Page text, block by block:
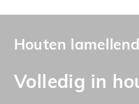
Houten
Volledig in